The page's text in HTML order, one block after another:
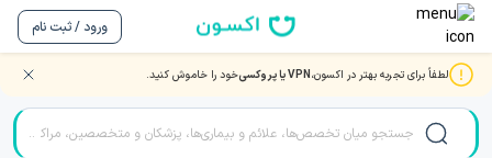
ورود / ثبت نام
لطفاً برای تجربه بهتر در اکسون،VPN یا پروکسی خود را خاموش کنید. صفحه اصلی/دکتر روانشناسی/دکتر سیدرضا سیدمحمدی